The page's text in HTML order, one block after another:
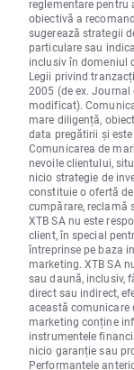
reglementare pentru
obiectivă a
sugerează strategii
particulare sau
inclusiv în domeniul
Legii privind
2005 (de ex.
modificat).
mare diligență,
data pregătirii și
Comunicarea de
nevoile clientului,
nicio strategie de
constituie o ofertă
cumpărare, reclamă
XTB SA nu este
client, în special
întreprinse pe baza
marketing. XTB SA
sau daună, inclusiv,
direct sau indirect,
această comunicare
marketing conține
instrumentele
nicio garanție sau
Performanțele